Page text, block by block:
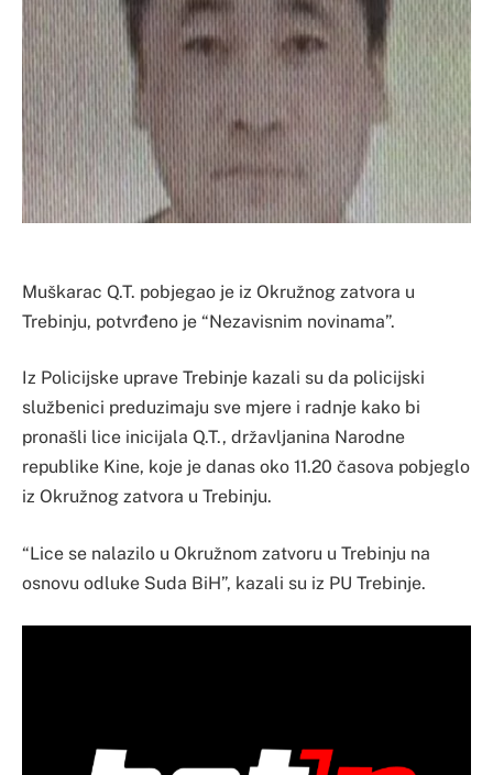
Muškarac Q.T. pobjegao je iz Okružnog zatvora u
Trebinju, potvrđeno je “Nezavisnim novinama”.
Iz Policijske uprave Trebinje kazali su da policijski
službenici preduzimaju sve mjere i radnje kako bi
pronašli lice inicijala Q.T., državljanina Narodne
republike Kine, koje je danas oko 11.20 časova pobjeglo
iz Okružnog zatvora u Trebinju.
“Lice se nalazilo u Okružnom zatvoru u Trebinju na
osnovu odluke Suda BiH”, kazali su iz PU Trebinje.